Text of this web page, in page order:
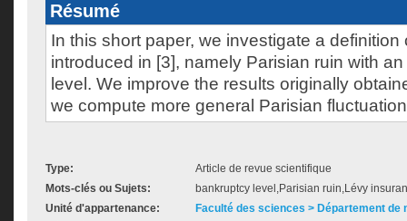
Résumé
In this short paper, we investigate a definition
introduced in [3], namely Parisian ruin with
level. We improve the results originally
we compute more general Parisian
Type:
Article de revue scientifique
Mots-clés ou Sujets:
bankruptcy level,Parisian ruin,Lévy
Unité d'appartenance:
Faculté des sciences > Département de